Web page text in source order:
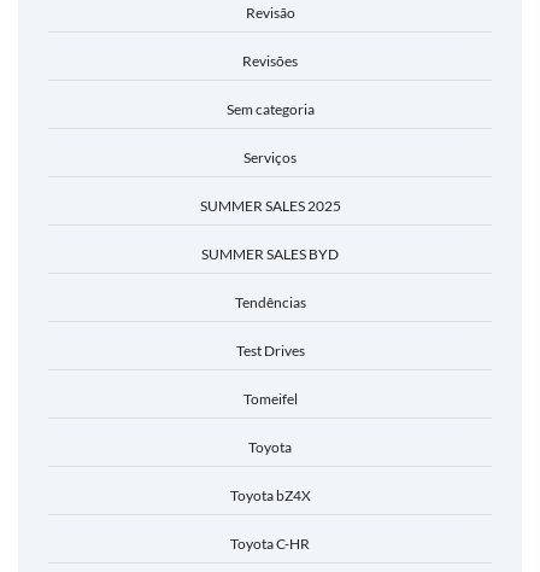
Revisão
Revisões
Sem categoria
Serviços
SUMMER SALES 2025
SUMMER SALES BYD
Tendências
Test Drives
Tomeifel
Toyota
Toyota bZ4X
Toyota C-HR